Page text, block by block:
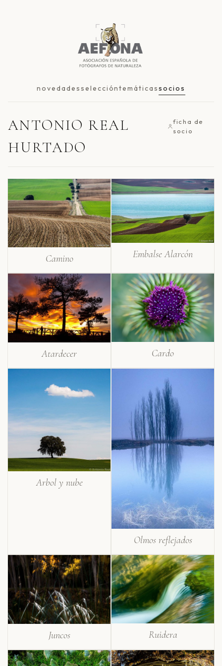
novedadesseleccióntemáticassocios
ANTONIO REAL
HURTADO
ficha de
socio
Camino Embalse Alarcón
Atardecer Cardo
Arbol y nube
Olmos reflejados
Juncos Ruidera